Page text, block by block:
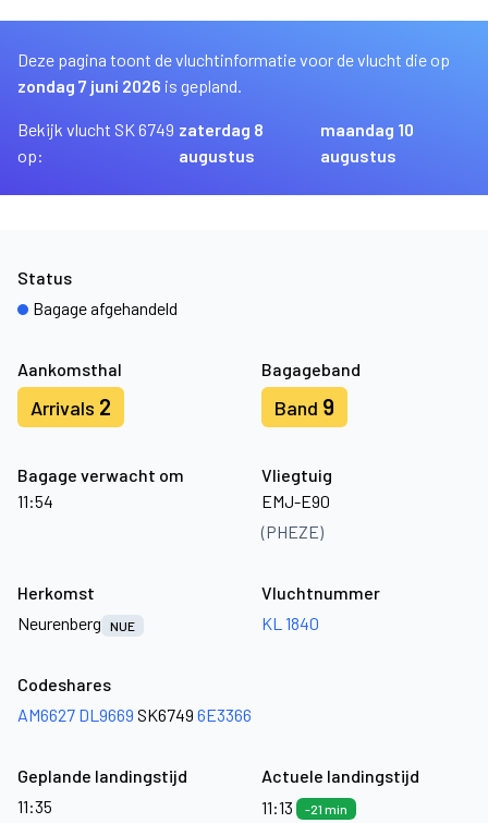
Deze pagina toont de vluchtinformatie voor de vlucht die op
zondag 7 juni 2026 is gepland.
Bekijk vlucht SK 6749
op:
zaterdag 8
augustus
maandag 10
augustus
Aankomsthal
Arrivals 2
Bagageband
Band 9
Bagage verwacht om
11:54
Vliegtuig
EMJ-E90
(PHEZE)
Status
Bagage afgehandeld
Herkomst
Neurenberg
NUE
Vluchtnummer
KL 1840
Codeshares
AM6627 DL9669 SK6749 6E3366
Geplande landingstijd
11:35
Actuele landingstijd
11:13
-21 min